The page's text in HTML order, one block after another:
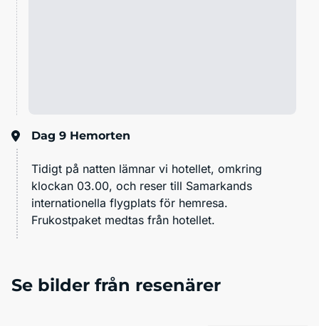
Dag 9 Hemorten
Tidigt på natten lämnar vi hotellet, omkring
klockan 03.00, och reser till Samarkands
internationella flygplats för hemresa.
Frukostpaket medtas från hotellet.
Se bilder från resenärer